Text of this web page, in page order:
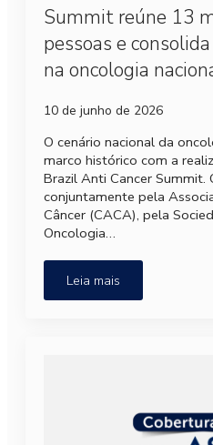
Summit reúne 13
pessoas e
na oncologia
10 de junho de 2026
O cenário nacional da
marco histórico com a
Brazil Anti Cancer Summit.
conjuntamente pela
Câncer (CACA), pela
Oncologia…
Leia mais